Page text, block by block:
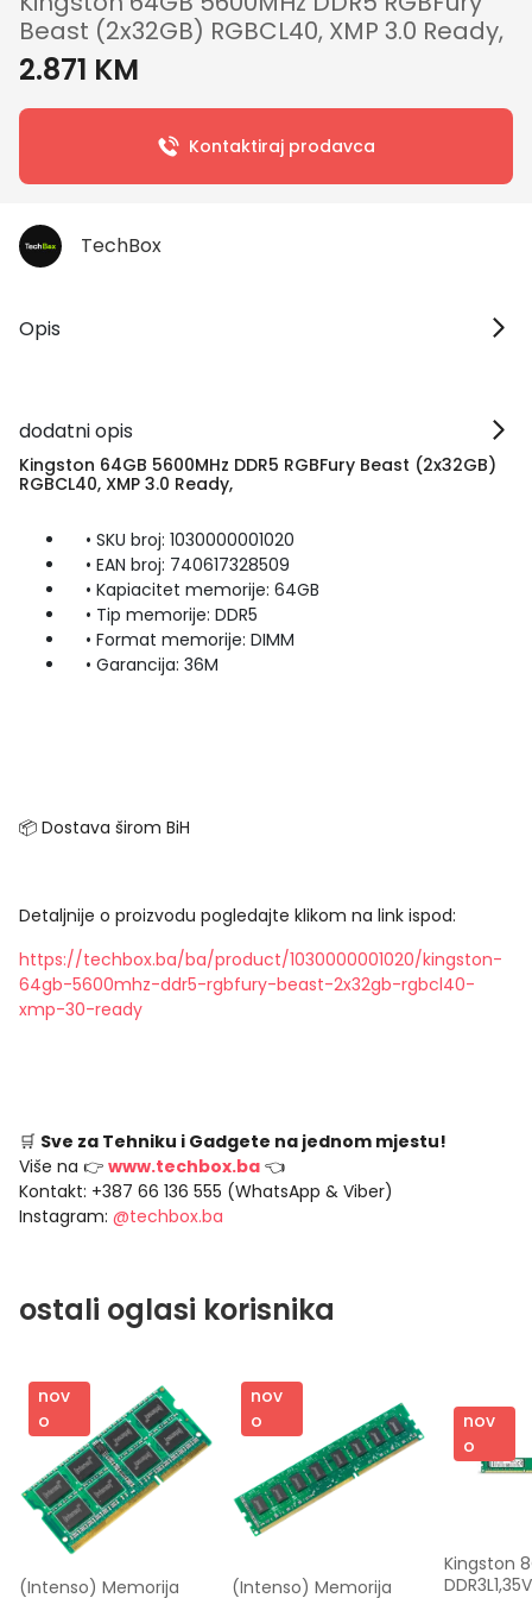
Beast (2x32GB) RGBCL40, XMP 3.0 Ready,
2.871 KM
Kontaktiraj prodavca
TechBox
Opis
dodatni opis
Kingston 64GB 5600MHz DDR5 RGBFury Beast (2x32GB)
RGBCL40, XMP 3.0 Ready,
• SKU broj: 1030000001020
• EAN broj: 740617328509
• Kapiacitet memorije: 64GB
• Tip memorije: DDR5
• Format memorije: DIMM
• Garancija: 36M
📦 Dostava širom BiH
Detaljnije o proizvodu pogledajte klikom na link ispod:
https://techbox.ba/ba/product/1030000001020/kingston-
64gb-5600mhz-ddr5-rgbfury-beast-2x32gb-rgbcl40-
xmp-30-ready
🛒 Sve za Tehniku i Gadgete na jednom mjestu!
Više na 👉 www.techbox.ba 👈
Kontakt: +387 66 136 555 (WhatsApp & Viber)
Instagram: @techbox.ba
ostali oglasi korisnika
nov
o
(Intenso) Memorija
nov
o
(Intenso) Memorija
nov
o
Kingston